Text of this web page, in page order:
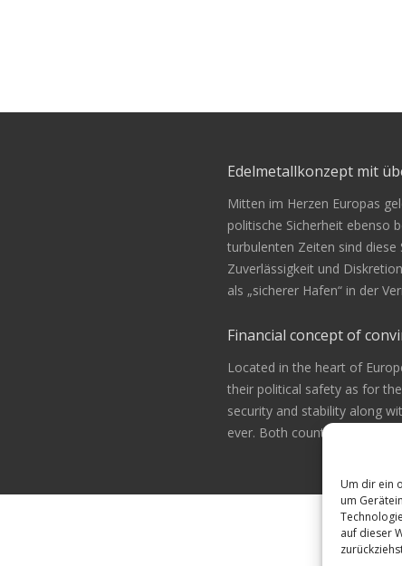
Um dir ein
um
auf dieser
Edelmetallkonzept mit
Mitten im Herzen Europas
politische Sicherheit ebenso
turbulenten Zeiten sind
Zuverlässigkeit und
als „sicherer Hafen“ in der
Financial concept of
Located in the heart of
their political safety as for
security and stability along
ever. Both countries are